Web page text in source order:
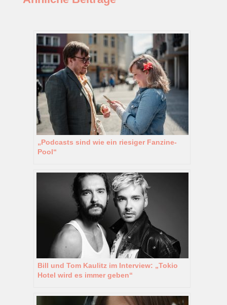
„Podcasts sind wie ein riesiger Fanzine-
Pool“
Bill und Tom Kaulitz im Interview: „Tokio
Hotel wird es immer geben“